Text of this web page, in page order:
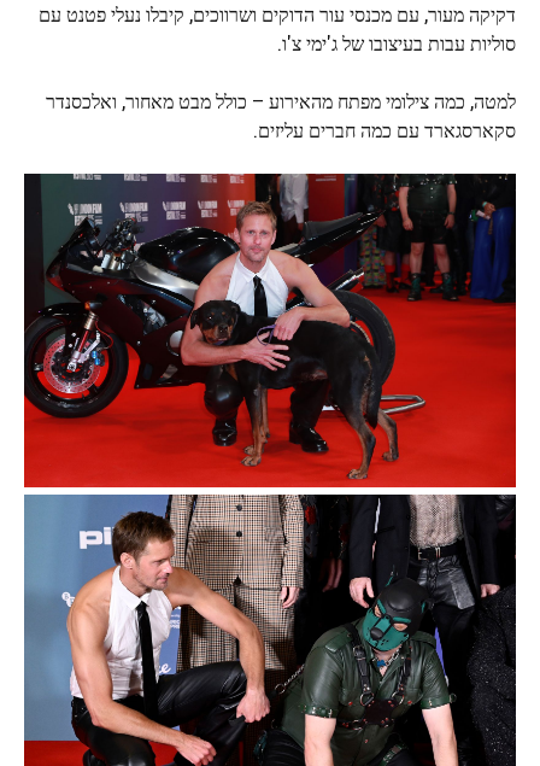
דקיקה מעור, עם מכנסי עור הדוקים ושרווכים, קיבלו נעלי פטנט עם
סוליות עבות בעיצובו של ג'ימי צ'ו.
למטה, כמה צילומי מפתח מהאירוע – כולל מבט מאחור, ואלכסנדר
סקארסגארד עם כמה חברים עליזים.